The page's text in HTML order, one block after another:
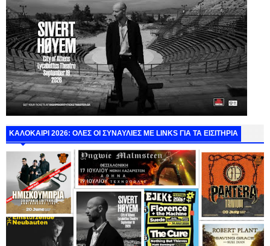
ΚΑΛΟΚΑΙΡΙ 2026: ΟΛΕΣ ΟΙ ΣΥΝΑΥΛΙΕΣ ΜΕ LINKS ΓΙΑ ΤΑ ΕΙΣΙΤΗΡΙΑ